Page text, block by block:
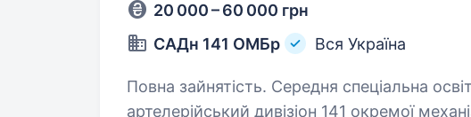
20 000 – 60 000 грн
САДн 141 ОМБр
Вся Україна
Повна зайнятість. Середня спеціальна освіта. Привіт! Ми —
артелерійський дивізіон 141 окремої